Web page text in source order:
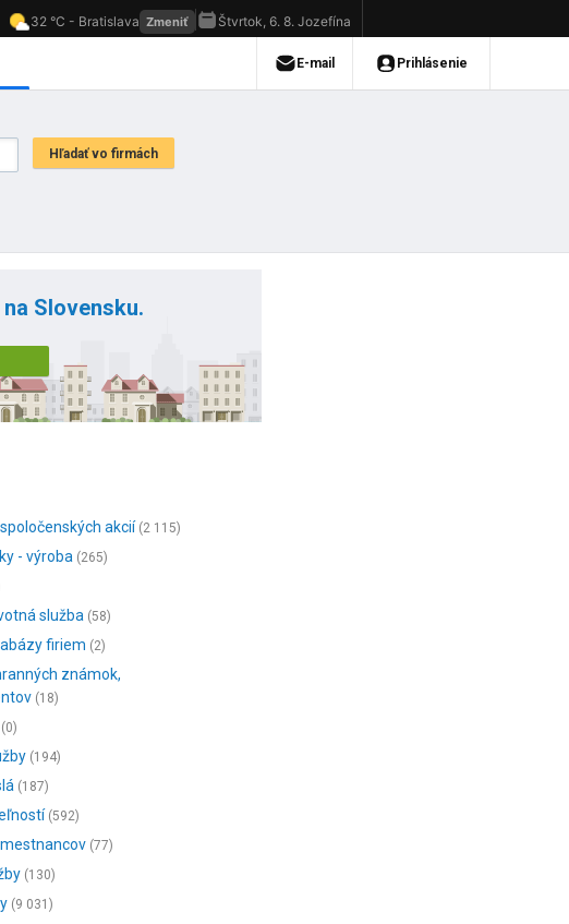
Slovensku.
akcií (2 115)
- výroba (265)
služba (58)
firiem (2)
známok,
(18)
(0)
(194)
(187)
(592)
(77)
(130)
(9 031)